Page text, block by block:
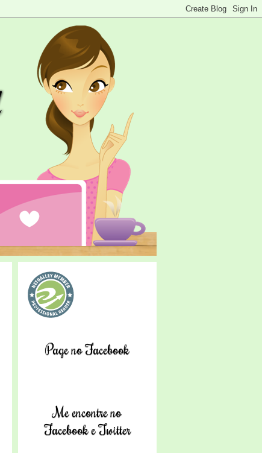
Page no Facebook
Me encontre no
Facebook e Twitter